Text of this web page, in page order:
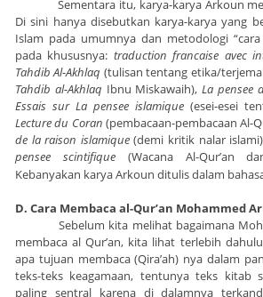
Sementara itu, karya-karya Arkoun
Di sini hanya disebutkan karya-karya yang
Islam pada umumnya dan metodologi “cara
pada khususnya: traduction francaise avec
Tahdib Al-Akhlaq (tulisan tentang etika/
Tahdib al-Akhlaq Ibnu Miskawaih), La pensee
Essais sur La pensee islamique (esei-esei
Lecture du Coran (pembacaan-pembacaan Al-
de la raison islamique(demi kritik nalar
pensee scintifique (Wacana Al-Qur’an
Kebanyakan karya Arkoun ditulis dalam
D. Cara Membaca al-Qur’an Mohammed
Sebelum kita melihat bagaimana
membaca al Qur’an, kita lihat terlebih
apa tujuan membaca (Qira’ah) nya dalam
teks-teks keagamaan, tentunya teks kitab
paling sentral karena di dalamnya